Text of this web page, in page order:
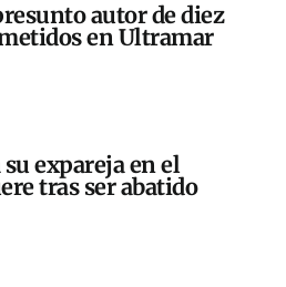
autor de diez
en Ultramar
expareja en el
tras ser abatido